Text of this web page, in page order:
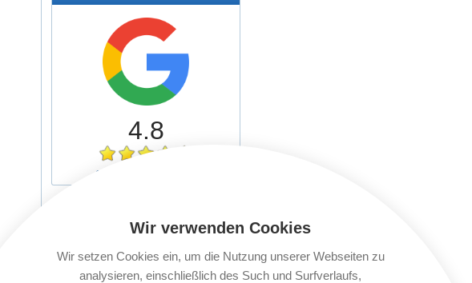
4.8
323 Bewertungen
Neuigkeiten
Versicherungsschutz für
Schüler- und Jugendreisen
Wir verwenden Cookies
Wir setzen Cookies ein, um die Nutzung unserer Webseiten zu
analysieren, einschließlich des Such und Surfverlaufs,